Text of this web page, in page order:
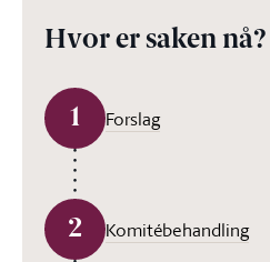
Hvor er saken nå?
1 Forslag
2 Komitébehandling